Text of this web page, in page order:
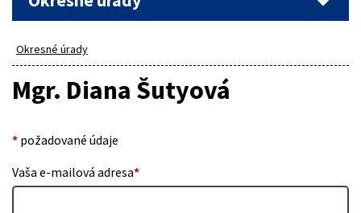
Okresné úrady
Mgr. Diana Šutyová
* požadované údaje
Vaša e-mailová adresa*